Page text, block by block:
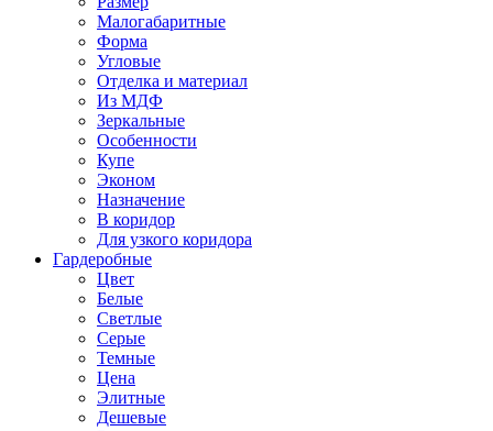
Малогабаритные
Форма
Угловые
Отделка и материал
Из МДФ
Зеркальные
Особенности
Купе
Эконом
Назначение
В коридор
Для узкого коридора
Гардеробные
Цвет
Белые
Светлые
Серые
Темные
Цена
Элитные
Дешевые